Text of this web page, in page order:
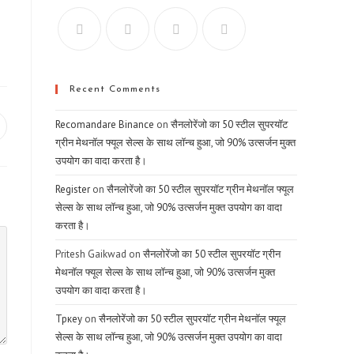
Recent Comments
Recomandare Binance onसैनलोरेंजो का 50 स्टील सुपरयॉट
ग्रीन मेथनॉल फ्यूल सेल्स के साथ लॉन्च हुआ, जो 90% उत्सर्जन मुक्त
उपयोग का वादा करता है।
Register onसैनलोरेंजो का 50 स्टील सुपरयॉट ग्रीन मेथनॉल फ्यूल
सेल्स के साथ लॉन्च हुआ, जो 90% उत्सर्जन मुक्त उपयोग का वादा
करता है।
Pritesh Gaikwad onसैनलोरेंजो का 50 स्टील सुपरयॉट ग्रीन
मेथनॉल फ्यूल सेल्स के साथ लॉन्च हुआ, जो 90% उत्सर्जन मुक्त
उपयोग का वादा करता है।
Тркеу onसैनलोरेंजो का 50 स्टील सुपरयॉट ग्रीन मेथनॉल फ्यूल
सेल्स के साथ लॉन्च हुआ, जो 90% उत्सर्जन मुक्त उपयोग का वादा